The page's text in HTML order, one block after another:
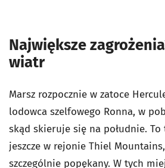
Największe
wiatr
Marsz rozpocznie w zatoce
lodowca szelfowego Ronna, w
skąd skieruje się na południe. To
jeszcze w rejonie Thiel
szczególnie popękany. W tych